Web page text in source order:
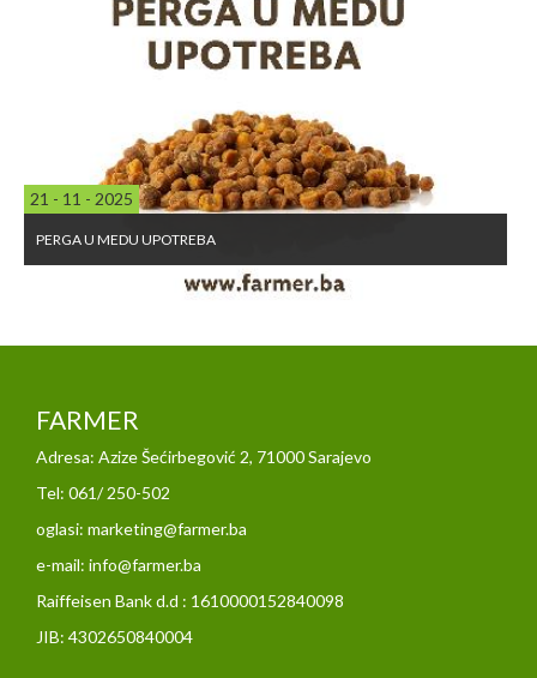
04 - 05 - 2026
DA LI JE HELIKO BAKTERIJA IZLJEČIVA?
FARMER
Adresa: Azize Šećirbegović 2, 71000 Sarajevo
Tel: 061/ 250-502
oglasi: marketing@farmer.ba
e-mail: info@farmer.ba
Raiffeisen Bank d.d : 1610000152840098
JIB: 4302650840004